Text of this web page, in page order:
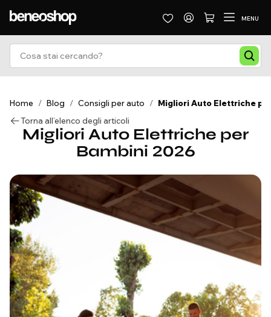
MENU
Home / Blog / Consigli per auto / Migliori Auto Elettriche
Torna all’elenco degli articoli
Migliori Auto Elettriche per
Bambini 2026